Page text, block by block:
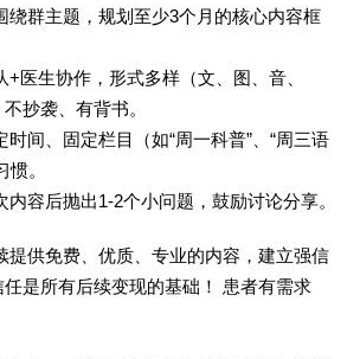
绕群主题，规划至少3个月的核心内容框
+医生协作，形式多样（文、图、音、
抄袭、有背书。
时间、固定栏目（如“周一科普”、“周三语
。
内容后抛出1-2个小问题，鼓励讨论分享。
提供免费、优质、专业的内容，建立强信
是所有后续变现的基础！ 患者有需求